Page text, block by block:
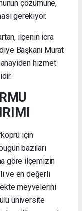
çözümüne,
gerekiyor.
ilçenin icra
Başkanı Murat
hizmet
için
bazıları
göre ilçemizin
ve en değerli
meyvelerini
üniversite